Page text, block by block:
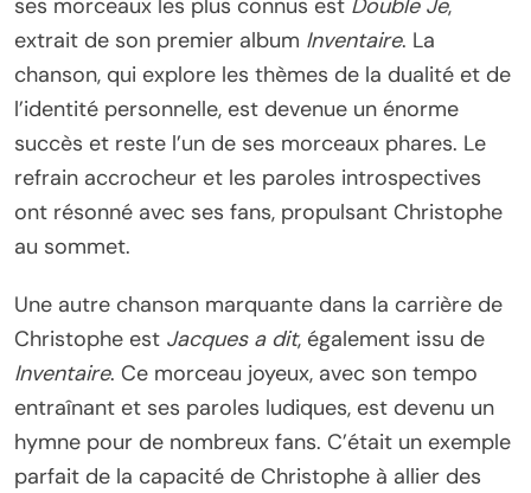
ses morceaux les plus connus est Double Je,
extrait de son premier album Inventaire. La
chanson, qui explore les thèmes de la dualité et de
l’identité personnelle, est devenue un énorme
succès et reste l’un de ses morceaux phares. Le
refrain accrocheur et les paroles introspectives
ont résonné avec ses fans, propulsant Christophe
au sommet.
Une autre chanson marquante dans la carrière de
Christophe est Jacques a dit, également issu de
Inventaire. Ce morceau joyeux, avec son tempo
entraînant et ses paroles ludiques, est devenu un
hymne pour de nombreux fans. C’était un exemple
parfait de la capacité de Christophe à allier des